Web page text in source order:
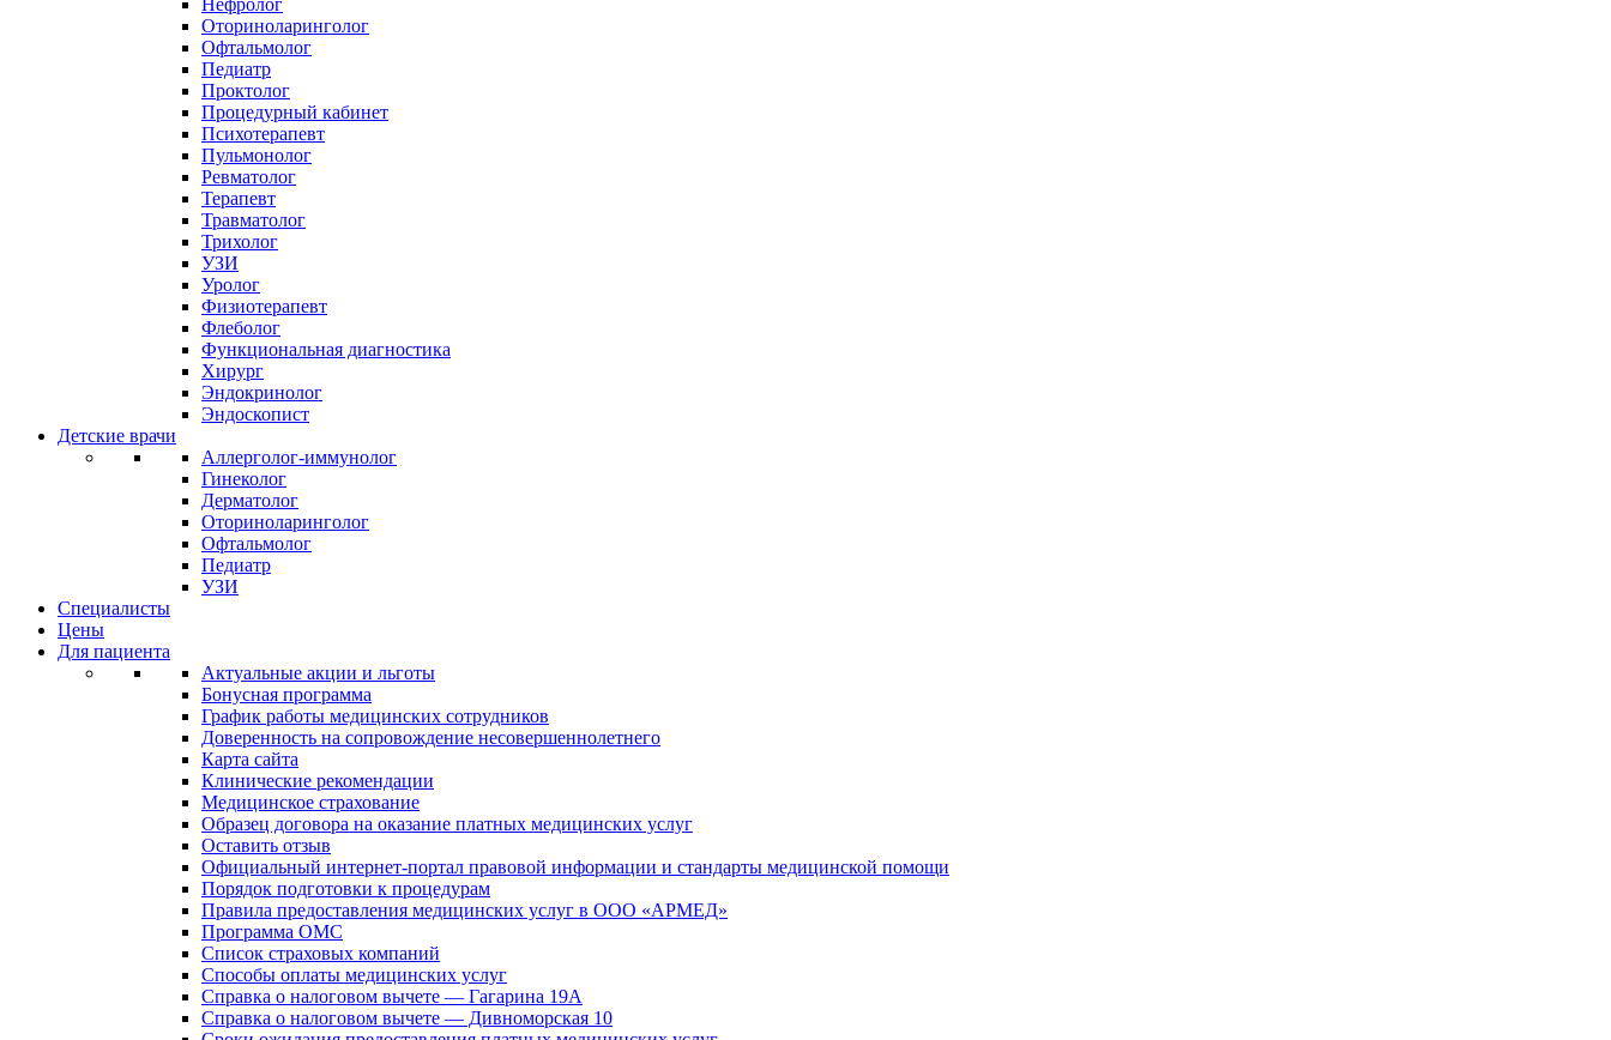
Нефролог
Оториноларинголог
Офтальмолог
Педиатр
Проктолог
Процедурный кабинет
Психотерапевт
Пульмонолог
Ревматолог
Терапевт
Травматолог
Трихолог
УЗИ
Уролог
Физиотерапевт
Флеболог
Функциональная диагностика
Хирург
Эндокринолог
Эндоскопист
Детские врачи
Аллерголог-иммунолог
Гинеколог
Дерматолог
Оториноларинголог
Офтальмолог
Педиатр
УЗИ
Специалисты
Цены
Для пациента
Актуальные акции и льготы
Бонусная программа
График работы медицинских сотрудников
Доверенность на сопровождение несовершеннолетнего
Карта сайта
Клинические рекомендации
Медицинское страхование
Образец договора на оказание платных медицинских услуг
Оставить отзыв
Официальный интернет-портал правовой информации и стандарты медицинской помощи
Порядок подготовки к процедурам
Правила предоставления медицинских услуг в ООО «АРМЕД»
Программа ОМС
Список страховых компаний
Способы оплаты медицинских услуг
Справка о налоговом вычете — Гагарина 19А
Справка о налоговом вычете — Дивноморская 10